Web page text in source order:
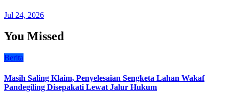
Jul 24, 2026
You Missed
Berita
Masih Saling Klaim, Penyelesaian Sengketa Lahan Wakaf
Pandegiling Disepakati Lewat Jalur Hukum